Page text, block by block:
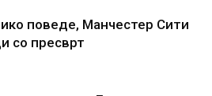
поведе, Манчестер Сити
со пресврт